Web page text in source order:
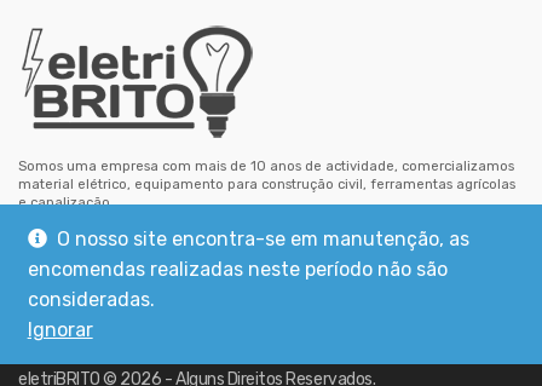
Somos uma empresa com mais de 10 anos de actividade, comercializamos
material elétrico, equipamento para construção civil, ferramentas agrícolas
e canalização.
eletriBRITO© 2026 - Alguns Direitos Reservados.
O nosso site encontra-se em manutenção, as
encomendas realizadas neste período não são
consideradas.
Ignorar